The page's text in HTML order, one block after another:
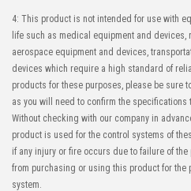
4: This product is not intended for use with
life such as medical equipment and
aerospace equipment and devices,
devices which require a high standard of
products for these purposes, please be sure
as you will need to confirm the specifications
Without checking with our company in
product is used for the control systems of
if any injury or fire occurs due to failure of
from purchasing or using this product for the
system.